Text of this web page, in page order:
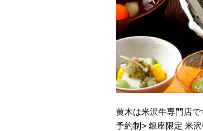
黄木は米沢牛専門店
予約制> 銀座限定 米